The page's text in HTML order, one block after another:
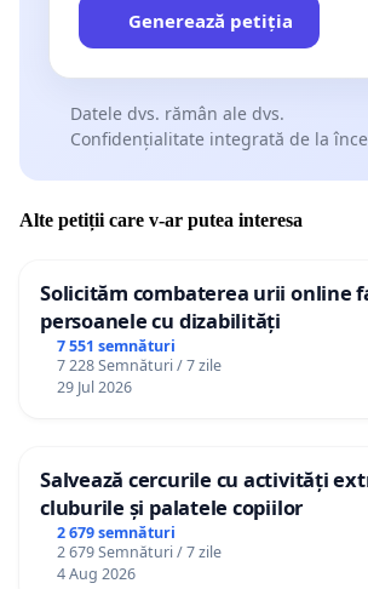
Generează petiția
Datele dvs. rămân ale dvs.
Confidențialitate integrată de la
Alte petiții care v-ar putea interesa
Solicităm combaterea urii online
persoanele cu dizabilități
7 551 semnături
7 228 Semnături / 7 zile
29 Jul 2026
Salvează cercurile cu activități
cluburile și palatele copiilor
2 679 semnături
2 679 Semnături / 7 zile
4 Aug 2026